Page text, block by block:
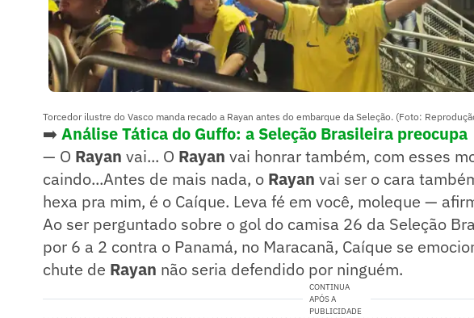
Torcedor ilustre do Vasco manda recado a Rayan antes do embarque da Seleção. (Foto:
➡️ Análise Tática do Guffo: a Seleção Brasileira preocupa
— O Rayan vai... O Rayan vai honrar também, com esses
caindo...Antes de mais nada, o Rayan vai ser o cara
hexa pra mim, é o Caíque. Leva fé em você, moleque —
Ao ser perguntado sobre o gol do camisa 26 da Seleção
por 6 a 2 contra o Panamá, no Maracanã, Caíque se
chute de Rayan não seria defendido por ninguém.
CONTINUA
APÓS A
PUBLICIDADE